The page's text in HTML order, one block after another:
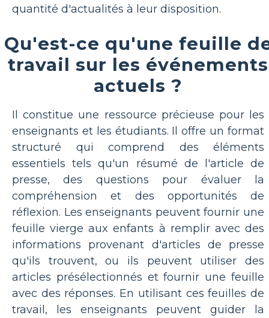
quantité d'actualités à leur disposition.
Qu'est-ce qu'une feuille
travail sur les événements
actuels ?
Il constitue une ressource précieuse pour les
enseignants et les étudiants. Il offre un format
structuré qui comprend des éléments
essentiels tels qu'un résumé de l'article de
presse, des questions pour évaluer la
compréhension et des opportunités de
réflexion. Les enseignants peuvent fournir une
feuille vierge aux enfants à remplir avec des
informations provenant d'articles de presse
qu'ils trouvent, ou ils peuvent utiliser des
articles présélectionnés et fournir une feuille
avec des réponses. En utilisant ces feuilles de
travail, les enseignants peuvent guider la